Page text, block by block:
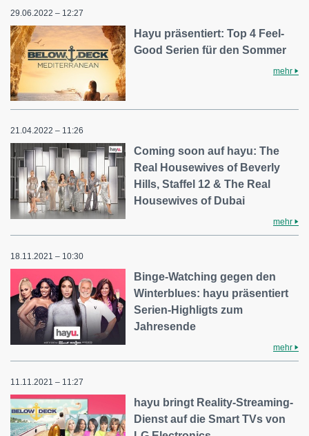
29.06.2022 – 12:27
Hayu präsentiert: Top 4 Feel-
Good Serien für den Sommer
mehr
21.04.2022 – 11:26
Coming soon auf hayu: The
Real Housewives of Beverly
Hills, Staffel 12 & The Real
Housewives of Dubai
mehr
18.11.2021 – 10:30
Binge-Watching gegen den
Winterblues: hayu präsentiert
Serien-Highligts zum
Jahresende
mehr
11.11.2021 – 11:27
hayu bringt Reality-Streaming-
Dienst auf die Smart TVs von